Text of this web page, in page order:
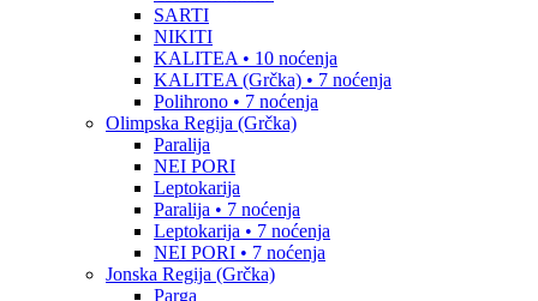
SARTI
NIKITI
KALITEA • 10 noćenja
KALITEA (Grčka) • 7 noćenja
Polihrono • 7 noćenja
Olimpska Regija (Grčka)
Paralija
NEI PORI
Leptokarija
Paralija • 7 noćenja
Leptokarija • 7 noćenja
NEI PORI • 7 noćenja
Jonska Regija (Grčka)
Parga